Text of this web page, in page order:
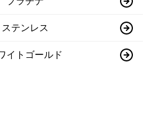
ステンレス
イトゴールド